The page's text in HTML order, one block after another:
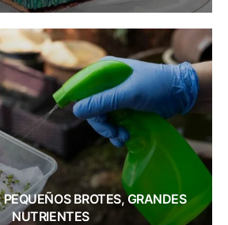
BROTES, GRANDES
NUTRIENTES